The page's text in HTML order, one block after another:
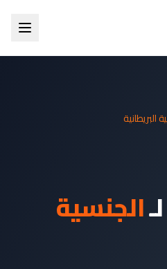
البريطانية
الجنسية